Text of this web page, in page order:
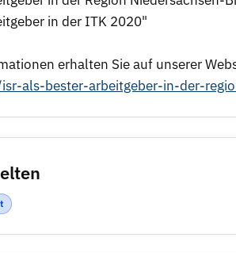
in der ITK 2020"
erhalten Sie auf unserer
als-bester-arbeitgeber-in-der-